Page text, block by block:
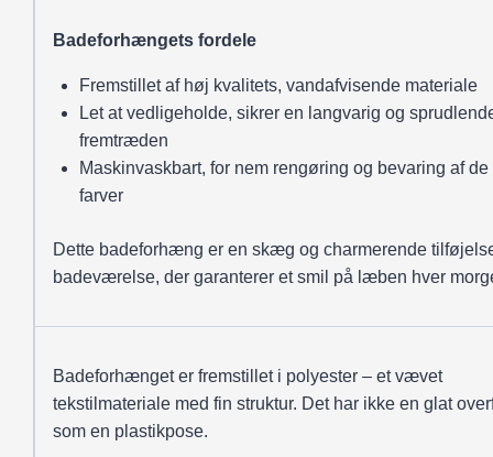
Badeforhængets fordele
Fremstillet af høj kvalitets, vandafvisende materiale
Let at vedligeholde, sikrer en langvarig og
fremtræden
Maskinvaskbart, for nem rengøring og bevaring af de
farver
Dette badeforhæng er en skæg og charmerende
badeværelse, der garanterer et smil på læben hver
Badeforhænget er fremstillet i polyester – et vævet
tekstilmateriale med fin struktur. Det har ikke en glat
som en plastikpose.